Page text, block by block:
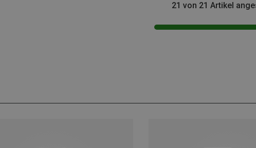
21 von 21 Artikel